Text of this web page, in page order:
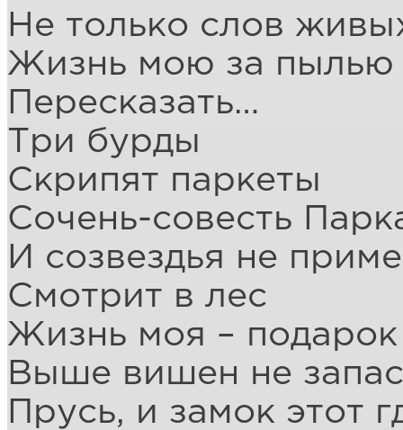
Не только слов
Жизнь мою за пылью
Пересказать…
Три бурды
Скрипят паркеты
Сочень-совесть
И созвездья не
Смотрит в лес
Жизнь моя –
Выше вишен не
Прусь, и замок этот